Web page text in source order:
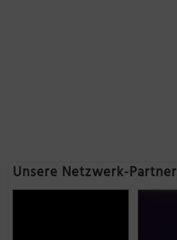
Unsere Netzwerk-Partner